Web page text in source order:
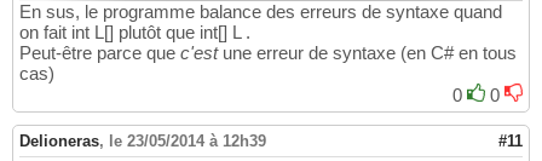
En sus, le programme balance des erreurs de syntaxe quand
on fait int L[] plutôt que int[] L .
Peut-être parce que c'estune erreur de syntaxe (en C# en tous
cas)
0
0
Delioneras, le 23/05/2014 à 12h39 #11